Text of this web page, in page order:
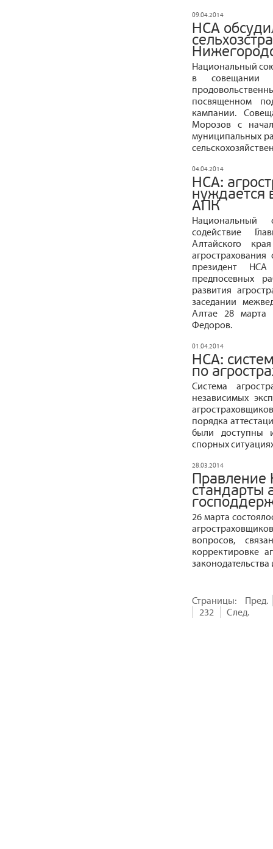
09.04.2014
НСА
Национальный
в совещании
посвященном
кампании.
Морозов с
муниципальных
04.04.2014
НСА:
нуждается
АПК
Национальный
содействие
Алтайского
президент
предпосевных
развития
заседании
Алтае 28 марта
Федоров.
01.04.2014
НСА:
по
Система
независимых
порядка
были доступны
спорных
28.03.2014
Правление
стандарты
26 марта
вопросов,
корректировке
Страницы:
Пред.
232
След.